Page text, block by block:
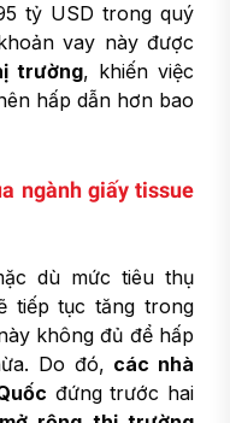
tỷ USD trong quý
vay này được
trường, khiến việc
hấp dẫn hơn bao
ngành giấy tissue
dù mức tiêu thụ
tiếp tục tăng trong
không đủ để hấp
Do đó, các nhà
đứng trước hai